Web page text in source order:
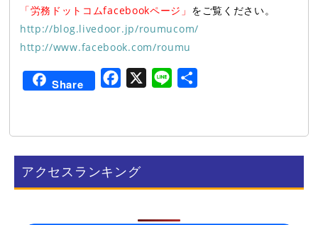
「労務ドットコムfacebookページ」 をご覧ください。
http://blog.livedoor.jp/roumucom/
http://www.facebook.com/roumu
Share
e
b
o
e
アクセスランキング